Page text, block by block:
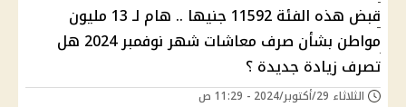
قبض هذه الفئة 11592 جنيها .. هام لـ 13 مليون
مواطن بشأن صرف معاشات شهر نوفمبر 2024 هل
تصرف زيادة جديدة ؟
الثلاثاء 29/أكتوبر/2024 - 11:29 ص